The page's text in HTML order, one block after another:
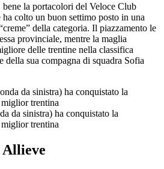
la portacolori del Veloce Club
colto un buon settimo posto in una
della categoria. Il piazzamento le
provinciale, mentre la maglia
delle trentine nella classifica
della sua compagna di squadra Sofia
da sinistra) ha conquistato la
trentina